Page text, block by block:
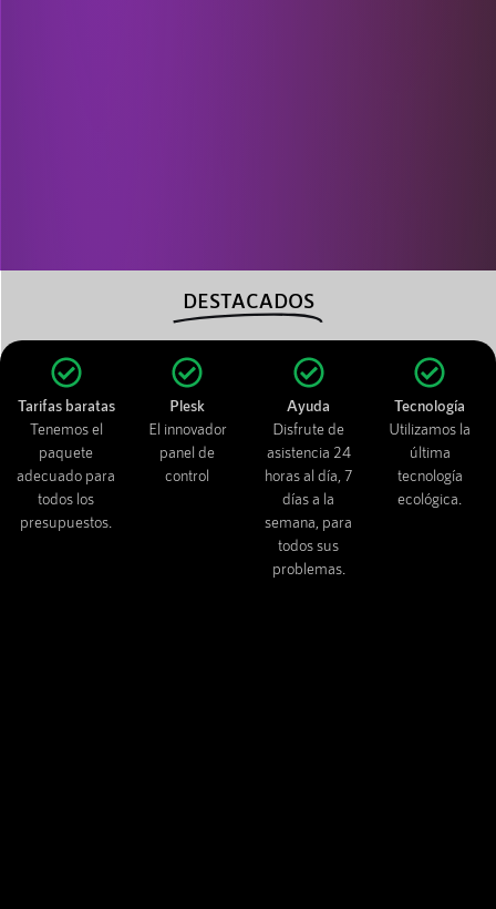
Tarifas baratas
Tenemos el
paquete
adecuado para
todos los
presupuestos.
Plesk
El innovador
panel de
control
Ayuda
Disfrute de
asistencia 24
horas al día, 7
días a la
semana, para
todos sus
problemas.
Tecnología
Utilizamos la
última
tecnología
ecológica.
DESTACADOS